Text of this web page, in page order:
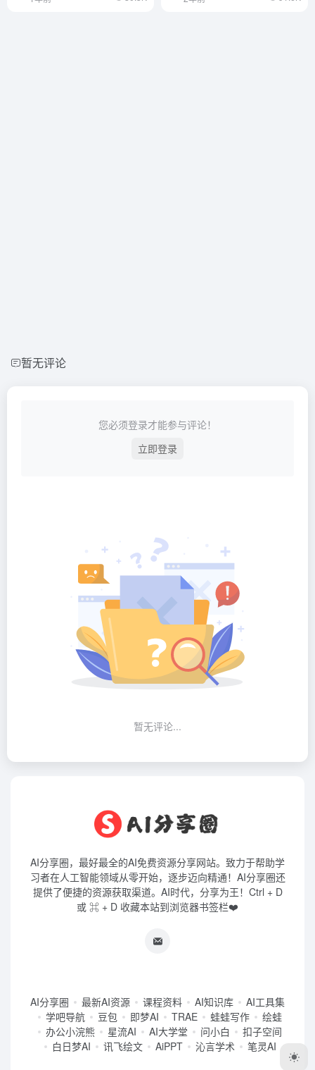
暂无评论
您必须登录才能参与评论！
立即登录
暂无评论...
AI分享圈，最好最全的AI免费资源分享网站。致力于帮助学
习者在人工智能领域从零开始，逐步迈向精通！AI分享圈还
提供了便捷的资源获取渠道。AI时代，分享为王！Ctrl + D
或 ⌘ + D 收藏本站到浏览器书签栏❤️
AI分享圈 最新AI资源 课程资料 AI知识库
AI工具集
学吧导航
豆包 即梦AI TRAE 蛙蛙写作
绘蛙
办公小浣熊
星流AI AI大学堂 问小白
扣子空间
白日梦AI
讯飞绘文 AiPPT 沁言学术 笔灵AI